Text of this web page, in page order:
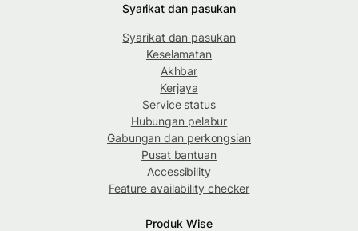
Syarikat dan pasukan
Syarikat dan pasukan
Keselamatan
Akhbar
Kerjaya
Service status
Hubungan pelabur
Gabungan dan perkongsian
Pusat bantuan
Accessibility
Feature availability checker
Produk Wise